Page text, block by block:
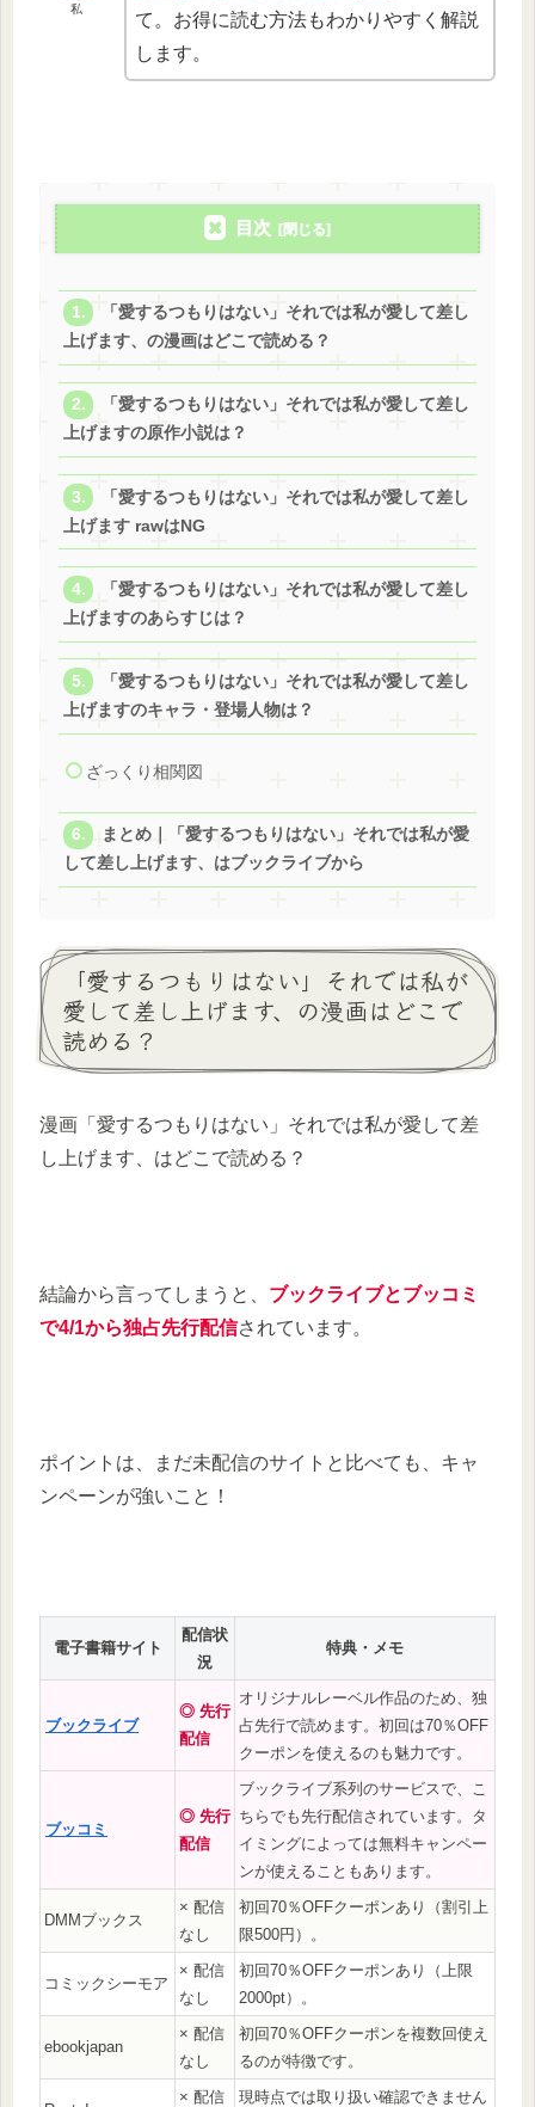
私
て。お得に読む方法もわかりやすく解説
します。
目次
「愛するつもりはない」それでは私が愛して差し
上げます、の漫画はどこで読める？
「愛するつもりはない」それでは私が愛して差し
上げますの原作小説は？
「愛するつもりはない」それでは私が愛して差し
上げます rawはNG
「愛するつもりはない」それでは私が愛して差し
上げますのあらすじは？
「愛するつもりはない」それでは私が愛して差し
上げますのキャラ・登場人物は？
ざっくり相関図
まとめ｜「愛するつもりはない」それでは私が愛
して差し上げます、はブックライブから
「愛するつもりはない」それでは私が
愛して差し上げます、の漫画はどこで
読める？
漫画「愛するつもりはない」それでは私が愛して差
し上げます、はどこで読める？
結論から言ってしまうと、 ブックライブとブッコミ
で4/1から独占先行配信されています。
ポイントは、まだ未配信のサイトと比べても、キャ
ンペーンが強いこと！
電子書籍サイト
配信状
況
特典・メモ
ブックライブ
◎ 先行
配信
オリジナルレーベル作品のため、独
占先行で読めます。初回は70％OFF
クーポンを使えるのも魅力です。
ブッコミ
◎ 先行
配信
ブックライブ系列のサービスで、こ
ちらでも先行配信されています。タ
イミングによっては無料キャンペー
ンが使えることもあります。
DMMブックス
× 配信
なし
初回70％OFFクーポンあり（割引上
限500円）。
コミックシーモア
× 配信
なし
初回70％OFFクーポンあり（上限
2000pt）。
ebookjapan
× 配信
なし
初回70％OFFクーポンを複数回使え
るのが特徴です。
× 配信 現時点では取り扱い確認できません